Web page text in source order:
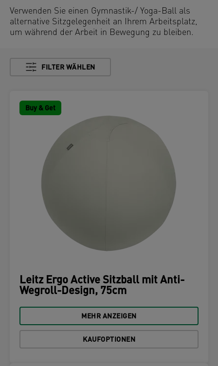
Verwenden Sie einen Gymnastik-/ Yoga-Ball als
alternative Sitzgelegenheit an Ihrem Arbeitsplatz,
um während der Arbeit in Bewegung zu bleiben.
FILTER WÄHLEN
Buy & Get
Leitz Ergo Active Sitzball mit Anti-
Wegroll-Design, 75cm
MEHR ANZEIGEN
KAUFOPTIONEN